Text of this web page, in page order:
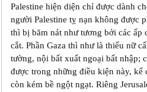
Palestine hiện diện chỉ được dành
người Palestine tỵ nạn không được
thì bị băm nát như tương bởi các ấp
cắt. Phần Gaza thì như là thiếu nữ
tường, nội bất xuất ngoại bất nhập;
được trong những điều kiện này, kể
còn kém bề ngột ngạt. Riêng